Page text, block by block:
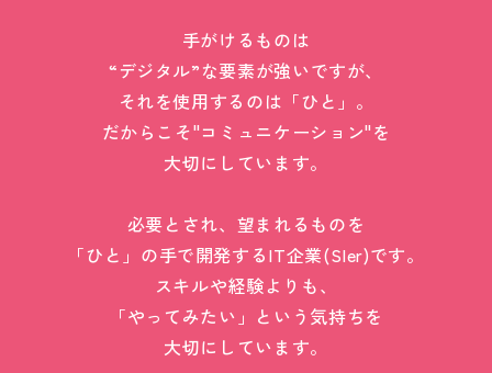
手がけるものは
“デジタル”な要素が強いですが、
それを使用するのは「ひと」。
だからこそ"コミュニケーション"を
大切にしています。
必要とされ、望まれるものを
「ひと」の手で開発するIT企業(SIer)です。
スキルや経験よりも、
「やってみたい」という気持ちを
大切にしています。